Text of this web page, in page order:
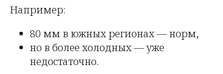
Например:
80 мм в южных регионах — норм,
но в более холодных — уже
недостаточно.